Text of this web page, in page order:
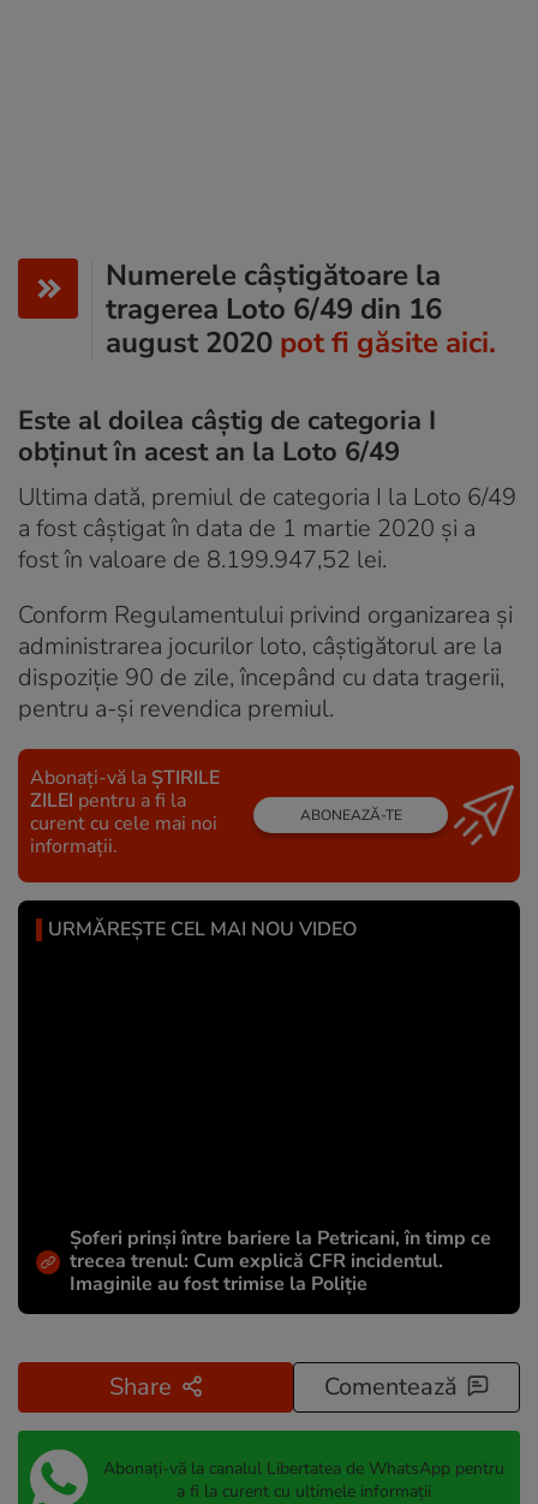
Numerele câștigătoare la
tragerea Loto 6/49 din 16
august 2020 pot fi găsite aici.
Este al doilea câștig de categoria I
obținut în acest an la Loto 6/49
Ultima dată, premiul de categoria I la Loto 6/49
a fost câștigat în data de 1 martie 2020 și a
fost în valoare de 8.199.947,52 lei.
Conform Regulamentului privind organizarea și
administrarea jocurilor loto, câștigătorul are la
dispoziție 90 de zile, începând cu data tragerii,
pentru a-și revendica premiul.
Abonați-vă la ȘTIRILE
ZILEI pentru a fi la
curent cu cele mai noi
informații.
ABONEAZĂ-TE
URMĂREȘTE CEL MAI NOU VIDEO
Șoferi prinși între bariere la Petricani, în timp ce
trecea trenul: Cum explică CFR incidentul.
Imaginile au fost trimise la Poliție
Share Comentează
Abonați-vă la canalul Libertatea de WhatsApp pentru
a fi la curent cu ultimele informații